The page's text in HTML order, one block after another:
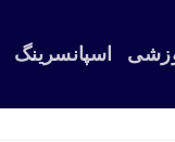
اسپانسرینگ